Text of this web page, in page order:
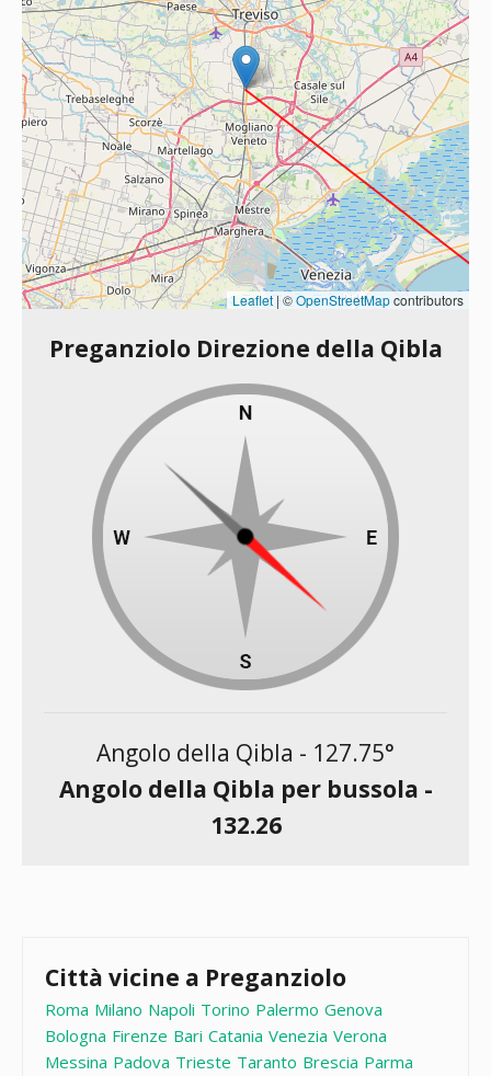
Leaflet | ©OpenStreetMapcontributors
Preganziolo Direzione della Qibla
Angolo della Qibla - 127.75°
Angolo della Qibla per bussola -
132.26
Città vicine a Preganziolo
Roma Milano Napoli Torino Palermo Genova
Bologna Firenze Bari Catania Venezia Verona
Messina Padova Trieste Taranto Brescia Parma